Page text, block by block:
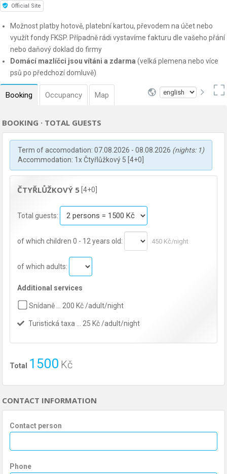
Official Site
Možnost platby hotově, platební kartou, převodem na účet nebo
využít fondy FKSP. Případně rádi vystavíme fakturu dle vašeho přání
nebo daňový doklad do firmy
Domácí mazlíčci jsou vítáni a zdarma (velká plemena nebo více
psů po předchozí domluvě)
Booking Occupancy Map
BOOKING · TOTAL GUESTS
Term of accomodation: 07.08.2026 - 08.08.2026 (nights: 1)
Accommodation: 1x Čtyřlůžkový 5 [4+0]
ČTYŘLŮŽKOVÝ 5 [4+0]
Total guests:
of which children 0 - 12 years old: 450 Kč/night
of which adults:
Additional services
Snídaně … 200 Kč /adult/night
Turistická taxa … 25 Kč /adult/night
Total 1500 Kč
CONTACT INFORMATION
Contact person
Phone